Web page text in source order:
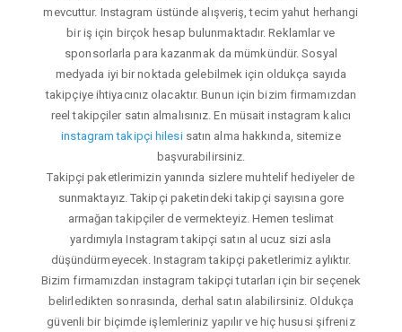
mevcuttur. Instagram üstünde alışveriş, tecim yahut herhangi
bir iş için birçok hesap bulunmaktadır. Reklamlar ve
sponsorlarla para kazanmak da mümkündür. Sosyal
medyada iyi bir noktada gelebilmek için oldukça sayıda
takipçiye ihtiyacınız olacaktır. Bunun için bizim firmamızdan
reel takipçiler satın almalısınız. En müsait instagram kalıcı
instagram takipçi hilesisatın alma hakkında, sitemize
başvurabilirsiniz.
Takipçi paketlerimizin yanında sizlere muhtelif hediyeler de
sunmaktayız. Takipçi paketindeki takipçi sayısına gore
armağan takipçiler de vermekteyiz. Hemen teslimat
yardımıyla Instagram takipçi satın al ucuz sizi asla
düşündürmeyecek. Instagram takipçi paketlerimiz aylıktır.
Bizim firmamızdan instagram takipçi tutarları için bir seçenek
belirledikten sonrasında, derhal satın alabilirsiniz. Oldukça
güvenli bir biçimde işlemleriniz yapılır ve hiç hususi şifreniz